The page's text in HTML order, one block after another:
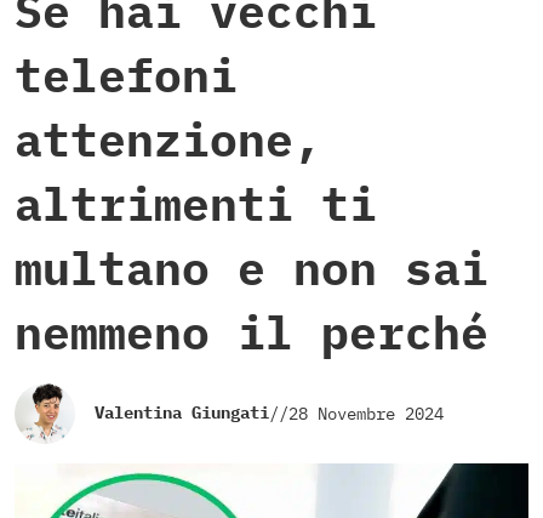
telefoni
attenzione,
altrimenti ti
multano e non sai
nemmeno il perché
Valentina Giungati//28 Novembre 2024